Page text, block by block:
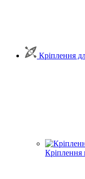
Кріплення
Кріплення